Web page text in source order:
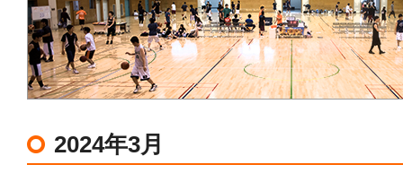
2024年3月